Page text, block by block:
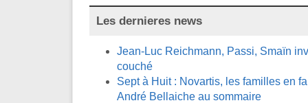
Les dernieres news
Jean-Luc Reichmann, Passi, Smaïn
couché
Sept à Huit : Novartis, les familles en
André Bellaiche au sommaire